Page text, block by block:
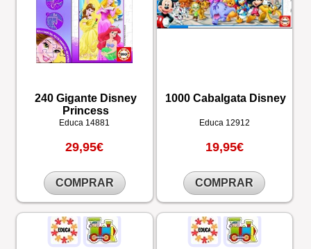
240 Gigante Disney
Princess
Educa 14881
29,95€
COMPRAR
1000 Cabalgata Disney
Educa 12912
19,95€
COMPRAR